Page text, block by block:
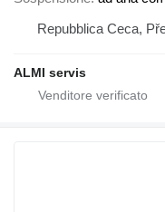
Repubblica Ceca,
ALMI servis